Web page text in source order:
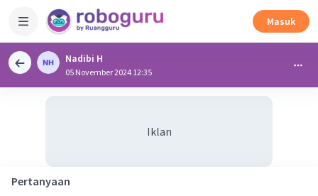
Masuk
Nadibi H
05 November 2024 12:35
Iklan
Pertanyaan